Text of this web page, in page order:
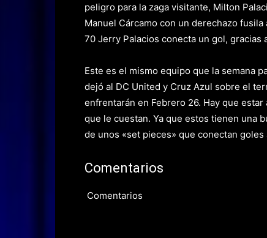
peligro para la zaga visitante, Milton
Manuel Cárcamo con un derechazo
70 Jerry Palacios conecta un gol,
Este es el mismo equipo que la semana
dejó al DC United y Cruz Azul sobre el
enfrentarán en Febrero 26. Hay que
que le cuestan. Ya que estos tienen una
de unos «set pieces» que conectan
Comentarios
Comentarios